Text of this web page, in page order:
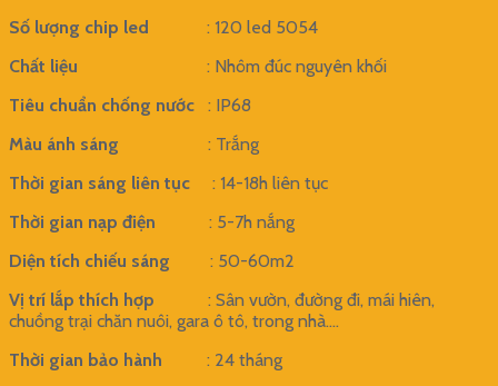
Số lượng chip led : 120 led 5054
Chất liệu : Nhôm đúc nguyên khối
Tiêu chuẩn chống nước
: IP68
Màu ánh sáng
: Trắng
Thời gian sáng liên tục : 14-18h liên tục
Thời gian nạp điện : 5-7h nắng
Diện tích chiếu sáng : 50-60m2
Vị trí lắp thích hợp : Sân vườn, đường đi, mái hiên,
chuồng trại chăn nuôi, gara ô tô, trong nhà….
Thời gian bảo hành : 24 tháng